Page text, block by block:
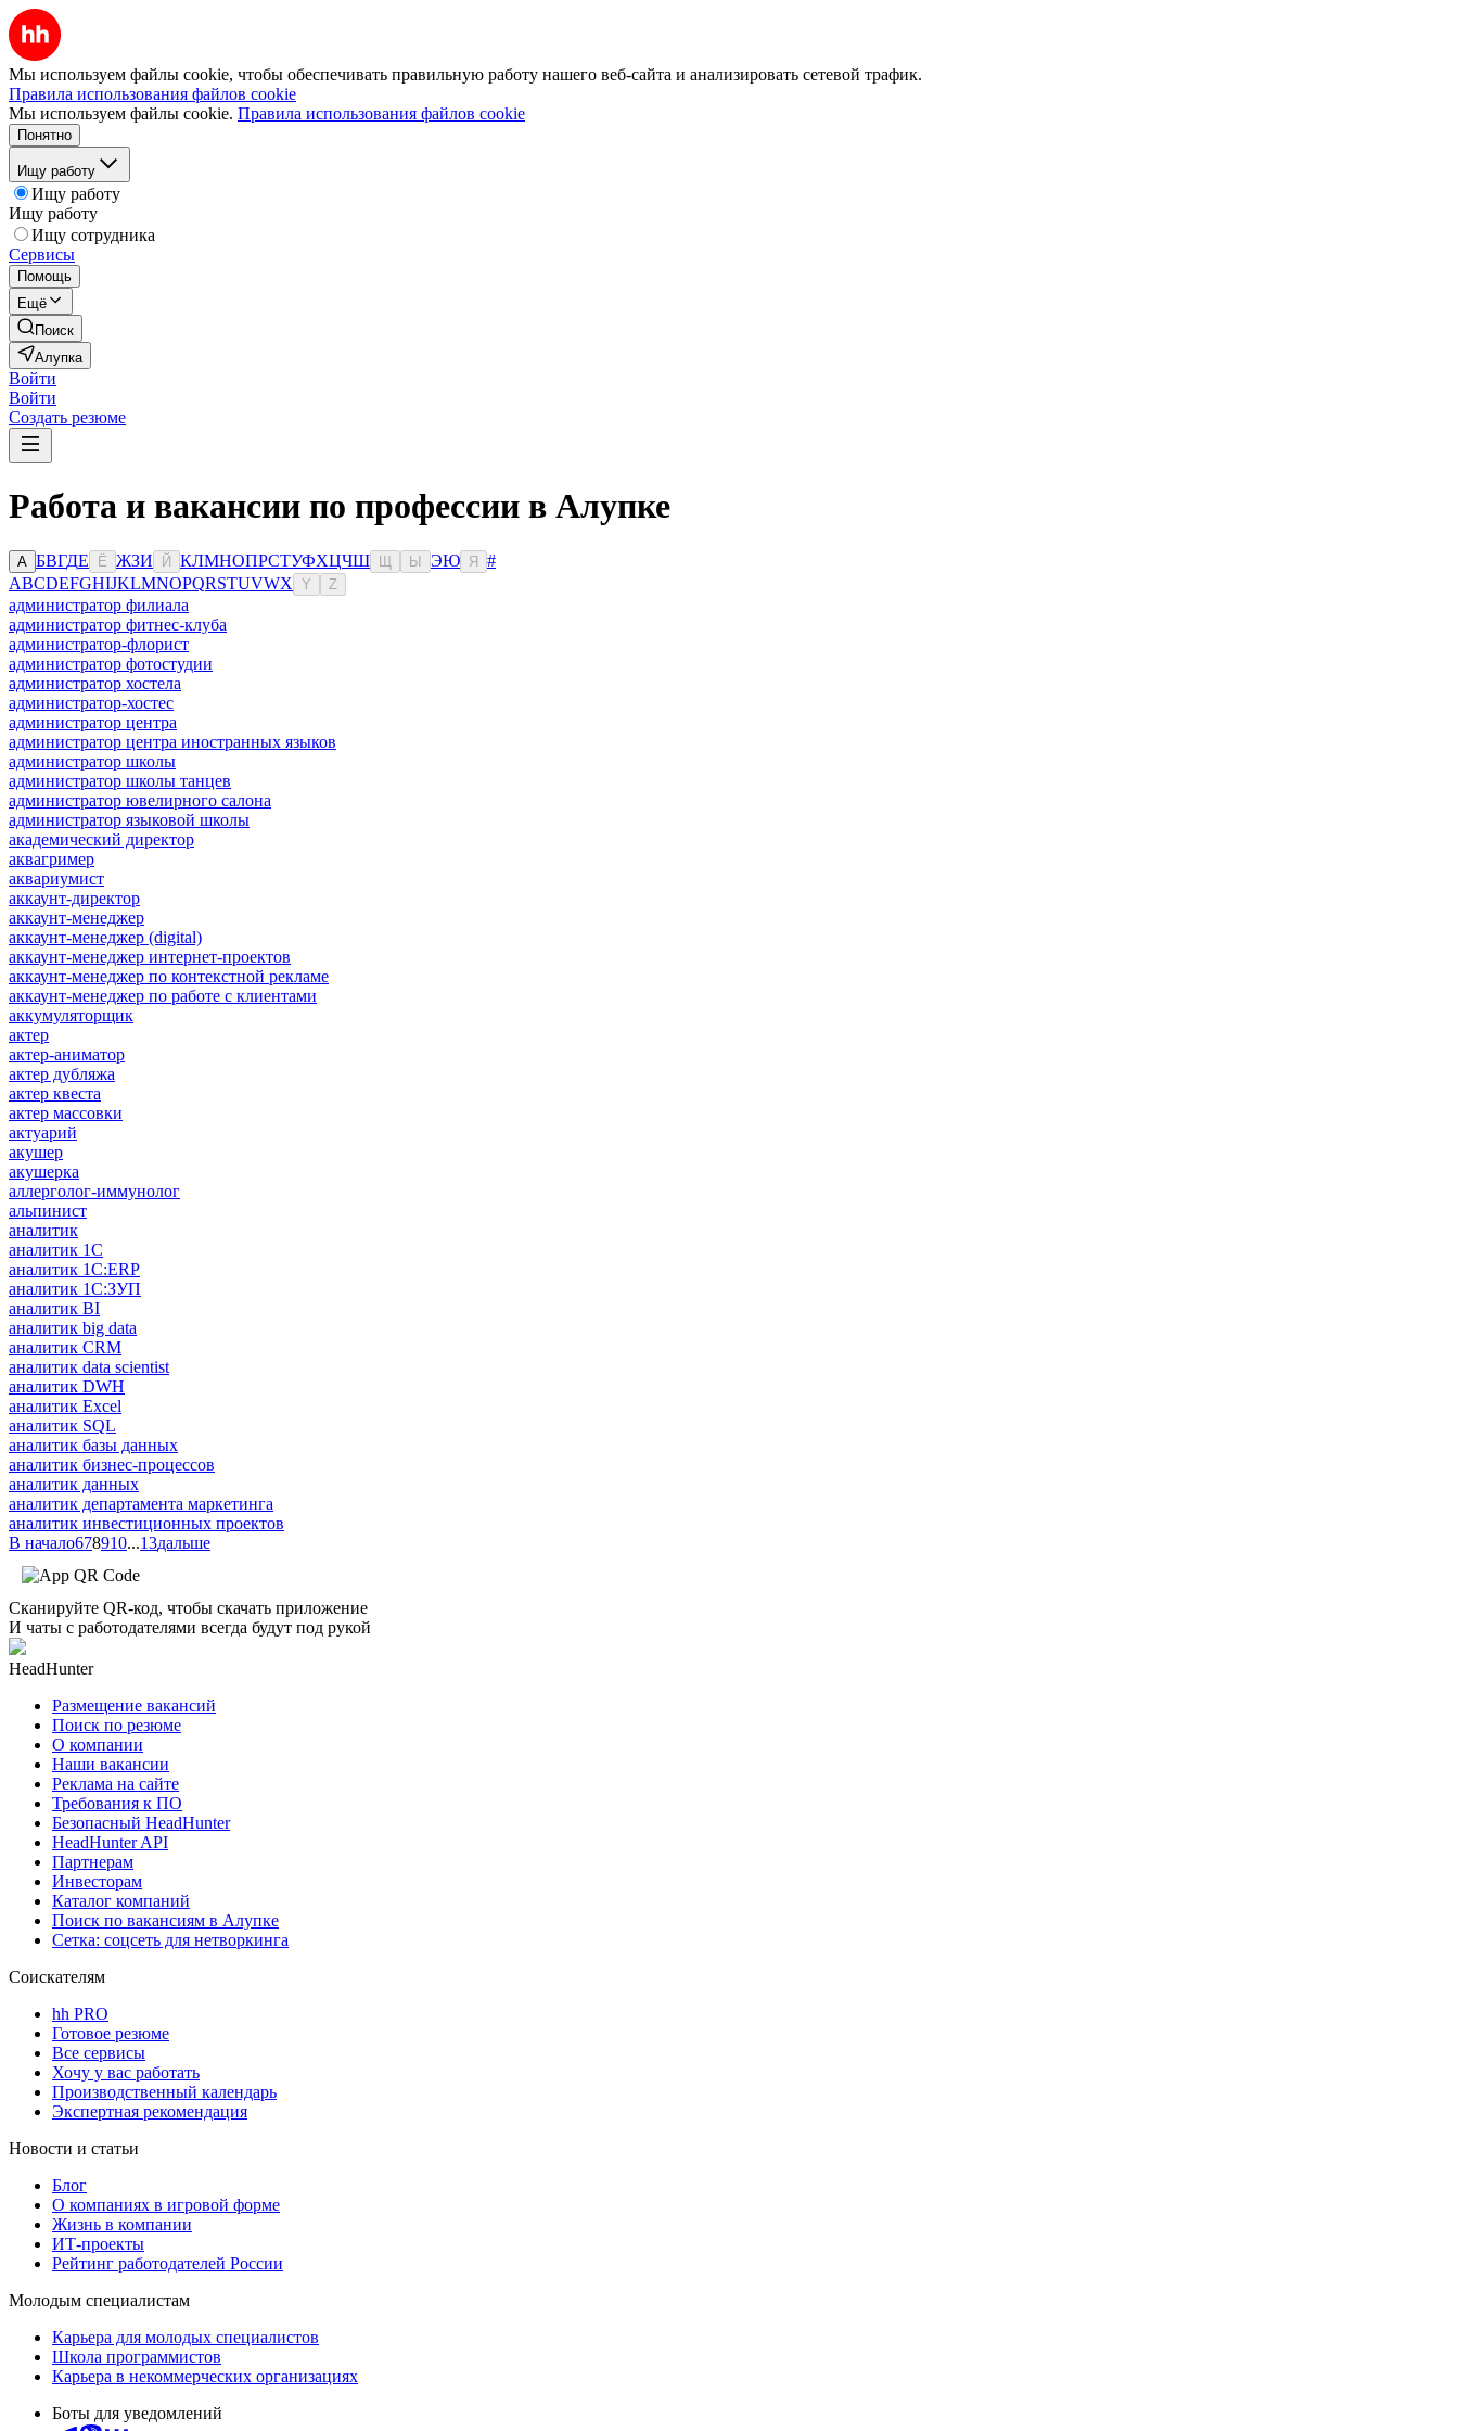
Мы используем файлы cookie, чтобы обеспечивать правильную работу нашего веб-сайта и анализировать сетевой трафик.
Правила использования файлов cookie
Мы используем файлы cookie. Правила использования файлов cookie
Понятно
Ищу работу
Ищу работу
Ищу работу
Ищу сотрудника
Сервисы
Помощь
Ещё
Поиск
Алупка
Войти
Войти
Создать резюме
Работа и вакансии по профессии в Алупке
А БВГДЕ Ё ЖЗИ Й КЛМНОПРСТУФХЦЧШ Ы ЭЮ Я
#
ABCDEFGHIJKLMNOPQRSTUVWX Y Z
администратор филиала
администратор фитнес-клуба
администратор-флорист
администратор фотостудии
администратор хостела
администратор-хостес
администратор центра
администратор центра иностранных языков
администратор школы
администратор школы танцев
администратор ювелирного салона
администратор языковой школы
академический директор
аквагример
аквариумист
аккаунт-директор
аккаунт-менеджер
аккаунт-менеджер (digital)
аккаунт-менеджер интернет-проектов
аккаунт-менеджер по контекстной рекламе
аккаунт-менеджер по работе с клиентами
аккумуляторщик
актер
актер-аниматор
актер дубляжа
актер квеста
актер массовки
актуарий
акушер
акушерка
аллерголог-иммунолог
альпинист
аналитик
аналитик 1C
аналитик 1С:ERP
аналитик 1С:ЗУП
аналитик BI
аналитик big data
аналитик CRM
аналитик data scientist
аналитик DWH
аналитик Excel
аналитик SQL
аналитик базы данных
аналитик бизнес-процессов
аналитик данных
аналитик департамента маркетинга
аналитик инвестиционных проектов
В начало678910...13дальше
Сканируйте QR-код, чтобы скачать приложение
И чаты с работодателями всегда будут под рукой
HeadHunter
Размещение вакансий
Поиск по резюме
О компании
Наши вакансии
Реклама на сайте
Требования к ПО
Безопасный HeadHunter
HeadHunter API
Партнерам
Инвесторам
Каталог компаний
Поиск по вакансиям в Алупке
Сетка: соцсеть для нетворкинга
Соискателям
hh PRO
Готовое резюме
Все сервисы
Хочу у вас работать
Производственный календарь
Экспертная рекомендация
Новости и статьи
Блог
О компаниях в игровой форме
Жизнь в компании
ИТ-проекты
Рейтинг работодателей России
Молодым специалистам
Карьера для молодых специалистов
Школа программистов
Карьера в некоммерческих организациях
Боты для уведомлений